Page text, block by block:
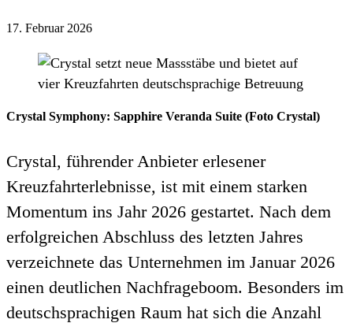
17. Februar 2026
Crystal Symphony: Sapphire Veranda Suite (Foto Crystal)
Crystal, führender Anbieter erlesener
Kreuzfahrterlebnisse, ist mit einem starken
Momentum ins Jahr 2026 gestartet. Nach dem
erfolgreichen Abschluss des letzten Jahres
verzeichnete das Unternehmen im Januar 2026
einen deutlichen Nachfrageboom. Besonders im
deutschsprachigen Raum hat sich die Anzahl